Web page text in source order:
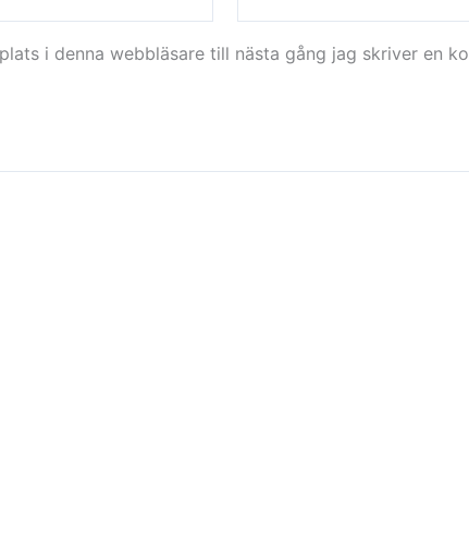
i denna webbläsare till nästa gång jag skriver en